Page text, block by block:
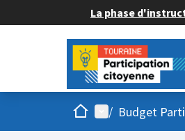
La phase
AccueilMenu principal
/ Budget